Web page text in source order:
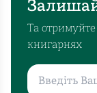
Та
книгарнях